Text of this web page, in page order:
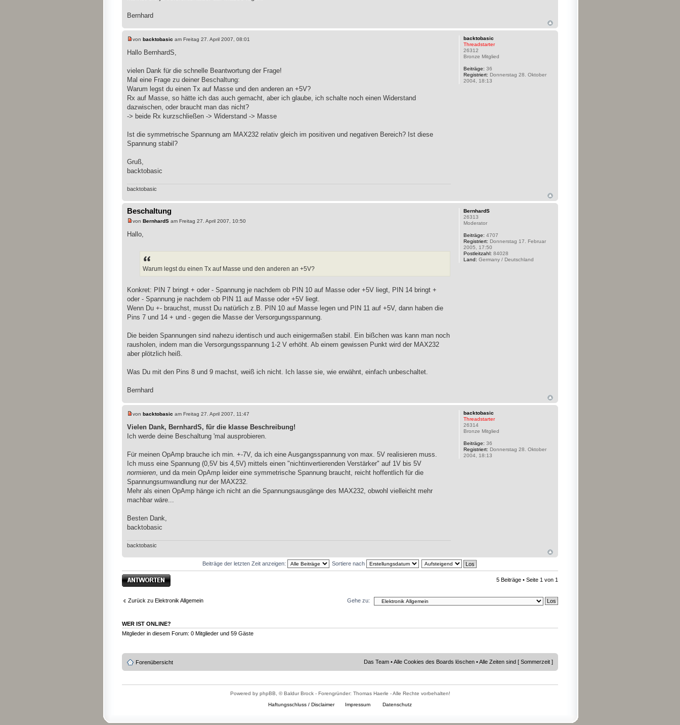
Bernhard
von backtobasic am Freitag 27. April 2007, 08:01
Hallo BernhardS,
vielen Dank für die schnelle Beantwortung der Frage!
Mal eine Frage zu deiner Beschaltung:
Warum legst du einen Tx auf Masse und den anderen an +5V?
Rx auf Masse, so hätte ich das auch gemacht, aber ich glaube, ich schalte noch einen Widerstand
dazwischen, oder braucht man das nicht?
-> beide Rx kurzschließen -> Widerstand -> Masse
Ist die symmetrische Spannung am MAX232 relativ gleich im positiven und negativen Bereich? Ist diese
Spannung stabil?
Gruß,
backtobasic
backtobasic
backtobasic
Threadstarter
26312
Bronze Mitglied
Beiträge: 36
Registriert: Donnerstag 28. Oktober
2004, 18:13
Beschaltung
von BernhardS am Freitag 27. April 2007, 10:50
Hallo,
Warum legst du einen Tx auf Masse und den anderen an +5V?
Konkret: PIN 7 bringt + oder - Spannung je nachdem ob PIN 10 auf Masse oder +5V liegt, PIN 14 bringt +
oder - Spannung je nachdem ob PIN 11 auf Masse oder +5V liegt.
Wenn Du +- brauchst, musst Du natürlich z.B. PIN 10 auf Masse legen und PIN 11 auf +5V, dann haben die
Pins 7 und 14 + und - gegen die Masse der Versorgungsspannung.
Die beiden Spannungen sind nahezu identisch und auch einigermaßen stabil. Ein bißchen was kann man noch
rausholen, indem man die Versorgungsspannung 1-2 V erhöht. Ab einem gewissen Punkt wird der MAX232
aber plötzlich heiß.
Was Du mit den Pins 8 und 9 machst, weiß ich nicht. Ich lasse sie, wie erwähnt, einfach unbeschaltet.
Bernhard
BernhardS
26313
Moderator
Beiträge: 4707
Registriert: Donnerstag 17. Februar
2005, 17:50
Postleitzahl: 84028
Land: Germany / Deutschland
von backtobasic am Freitag 27. April 2007, 11:47
Vielen Dank, BernhardS, für die klasse Beschreibung!
Ich werde deine Beschaltung 'mal ausprobieren.
Für meinen OpAmp brauche ich min. +-7V, da ich eine Ausgangsspannung von max. 5V realisieren muss.
Ich muss eine Spannung (0,5V bis 4,5V) mittels einen "nichtinvertierenden Verstärker" auf 1V bis 5V
normieren , und da mein OpAmp leider eine symmetrische Spannung braucht, reicht hoffentlich für die
Spannungsumwandlung nur der MAX232.
Mehr als einen OpAmp hänge ich nicht an die Spannungsausgänge des MAX232, obwohl vielleicht mehr
machbar wäre...
Besten Dank,
backtobasic
backtobasic
backtobasic
Threadstarter
26314
Bronze Mitglied
Beiträge: 36
Registriert: Donnerstag 28. Oktober
2004, 18:13
Beiträge der letzten Zeit anzeigen: Sortiere nach
Antwort erstellen 5 Beiträge • Seite 1 von 1
Zurück zu Elektronik Allgemein Gehe zu:
WER IST ONLINE?
Mitglieder in diesem Forum: 0 Mitglieder und 59 Gäste
Forenübersicht Das Team •Alle Cookies des Boards löschen • Alle Zeiten sind [ Sommerzeit ]
Powered by phpBB, © Baldur Brock - Forengründer: Thomas Haerle - Alle Rechte vorbehalten!
Haftungsschluss / Disclaimer
Impressum Datenschutz